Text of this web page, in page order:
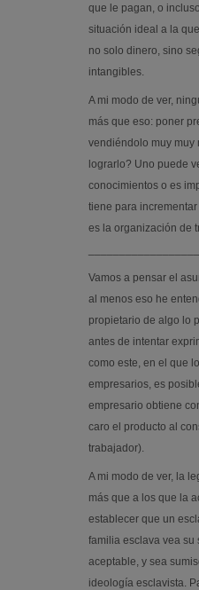
que le pagan, o
situación ideal a la
no solo dinero, sino
intangibles.
A mi modo de ver,
más que eso: poner
vendiéndolo muy muy
lograrlo? Uno puede
conocimientos o es
tiene para
es la organización de
Vamos a pensar el
al menos eso he
propietario de algo lo
antes de intentar
como este, en el que
empresarios, es
empresario obtiene
caro el producto al
trabajador).
A mi modo de ver, la
más que a los que la
establecer que un
familia esclava vea su
aceptable, y sea
ideología esclavista.